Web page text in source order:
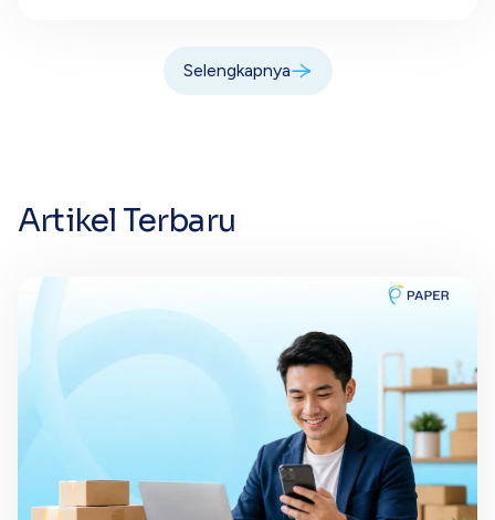
Selengkapnya
Artikel Terbaru